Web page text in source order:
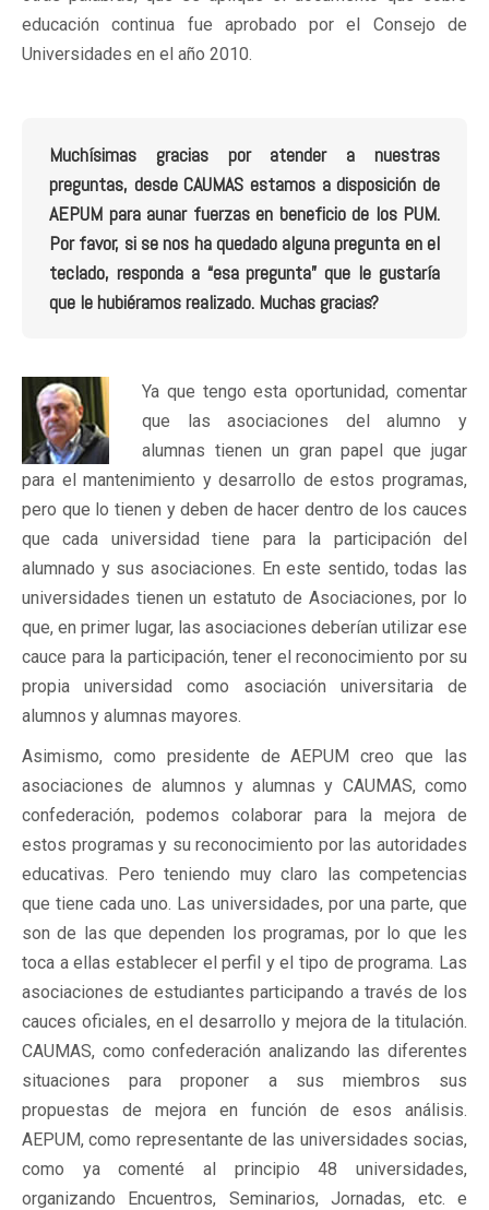
educación continua fue aprobado por el Consejo de
Universidades en el año 2010.
Muchísimas gracias por atender a nuestras
preguntas, desde CAUMAS estamos a disposición de
AEPUM para aunar fuerzas en beneficio de los PUM.
Por favor, si se nos ha quedado alguna pregunta en el
teclado, responda a “esa pregunta” que le gustaría
que le hubiéramos realizado. Muchas gracias?
Ya que tengo esta oportunidad, comentar
que las asociaciones del alumno y
alumnas tienen un gran papel que jugar
para el mantenimiento y desarrollo de estos programas,
pero que lo tienen y deben de hacer dentro de los cauces
que cada universidad tiene para la participación del
alumnado y sus asociaciones. En este sentido, todas las
universidades tienen un estatuto de Asociaciones, por lo
que, en primer lugar, las asociaciones deberían utilizar ese
cauce para la participación, tener el reconocimiento por su
propia universidad como asociación universitaria de
alumnos y alumnas mayores.
Asimismo, como presidente de AEPUM creo que las
asociaciones de alumnos y alumnas y CAUMAS, como
confederación, podemos colaborar para la mejora de
estos programas y su reconocimiento por las autoridades
educativas. Pero teniendo muy claro las competencias
que tiene cada uno. Las universidades, por una parte, que
son de las que dependen los programas, por lo que les
toca a ellas establecer el perfil y el tipo de programa. Las
asociaciones de estudiantes participando a través de los
cauces oficiales, en el desarrollo y mejora de la titulación.
CAUMAS, como confederación analizando las diferentes
situaciones para proponer a sus miembros sus
propuestas de mejora en función de esos análisis.
AEPUM, como representante de las universidades socias,
como ya comenté al principio 48 universidades,
organizando Encuentros, Seminarios, Jornadas, etc. e